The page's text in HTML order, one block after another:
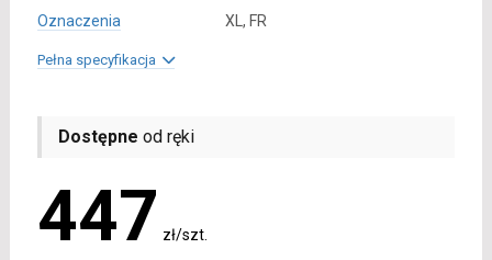
Oznaczenia
XL, FR
Pełna specyfikacja
Dostępne od ręki
447 zł/szt.